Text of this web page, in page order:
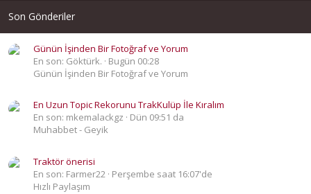
Son Gönderiler
Günün İşinden Bir Fotoğraf ve Yorum
En son: Göktürk.
Bugün 00:28
Günün İşinden Bir Fotoğraf ve Yorum
En Uzun Topic Rekorunu TrakKulüp İle Kıralım
En son: mkemalackgz
Dün 09:51 da
Muhabbet - Geyik
Traktör önerisi
En son: Farmer22 Perşembe saat 16:07'de
Hızlı Paylaşım